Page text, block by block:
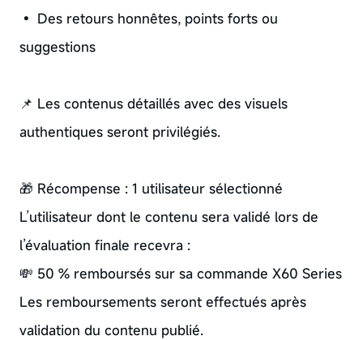
• Des retours honnêtes, points forts ou
suggestions
📌 Les contenus détaillés avec des visuels
authentiques seront privilégiés.
🎁 Récompense : 1 utilisateur sélectionné
L’utilisateur dont le contenu sera validé lors de
l’évaluation finale recevra :
💸 50 % remboursés sur sa commande X60 Series
Les remboursements seront effectués après
validation du contenu publié.